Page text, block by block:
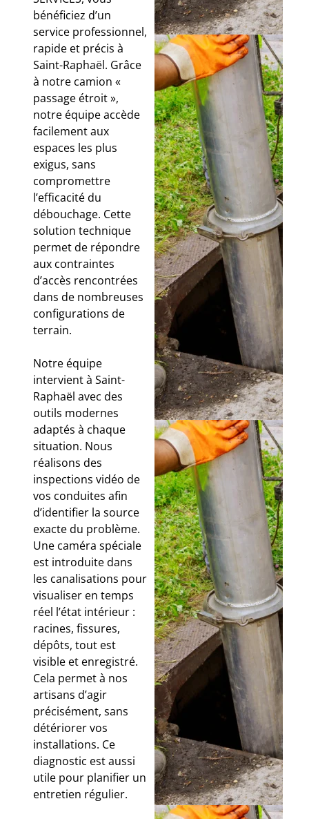
bénéficiez d’un
service professionnel,
rapide et précis à
Saint-Raphaël. Grâce
à notre camion «
passage étroit »,
notre équipe accède
facilement aux
espaces les plus
exigus, sans
compromettre
l’efficacité du
débouchage. Cette
solution technique
permet de répondre
aux contraintes
d’accès rencontrées
dans de nombreuses
configurations de
terrain.
Notre équipe
intervient à Saint-
Raphaël avec des
outils modernes
adaptés à chaque
situation. Nous
réalisons des
inspections vidéo de
vos conduites afin
d’identifier la source
exacte du problème.
Une caméra spéciale
est introduite dans
les canalisations pour
visualiser en temps
réel l’état intérieur :
racines, fissures,
dépôts, tout est
visible et enregistré.
Cela permet à nos
artisans d’agir
précisément, sans
détériorer vos
installations. Ce
diagnostic est aussi
utile pour planifier un
entretien régulier.